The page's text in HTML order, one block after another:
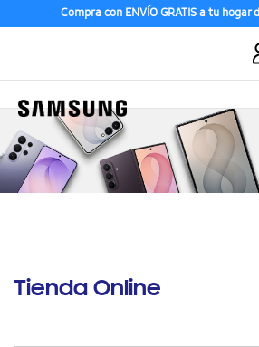
Compra con ENVÍO GRATIS a tu hogar
Tienda Online